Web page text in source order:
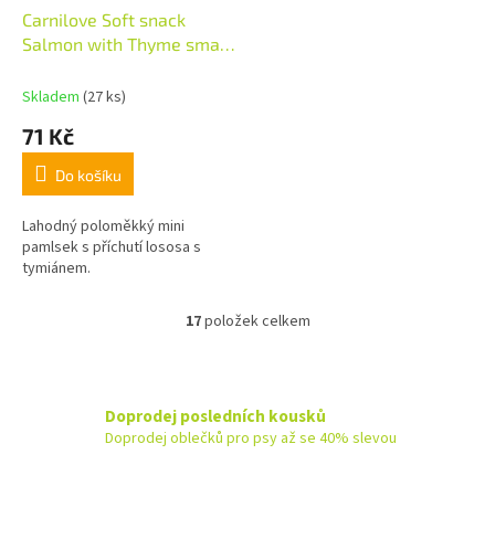
Carnilove Soft snack
Salmon with Thyme small
Skladem (27 ks)
71 Kč
Do košíku
Lahodný poloměkký mini
pamlsek s příchutí lososa s
tymiánem.
O
d
a
17položek celkem
Doprodej posledních kousků
Doprodej oblečků pro psy až se 40% slevou